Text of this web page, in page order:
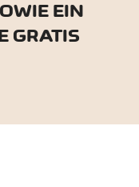
EIN
GRATIS